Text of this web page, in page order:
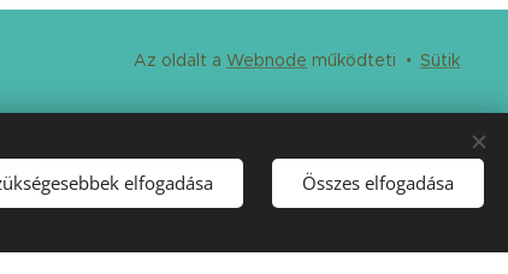
a
Az oldalt a Webnode működteti Sütik
elfogadása Összes elfogadása